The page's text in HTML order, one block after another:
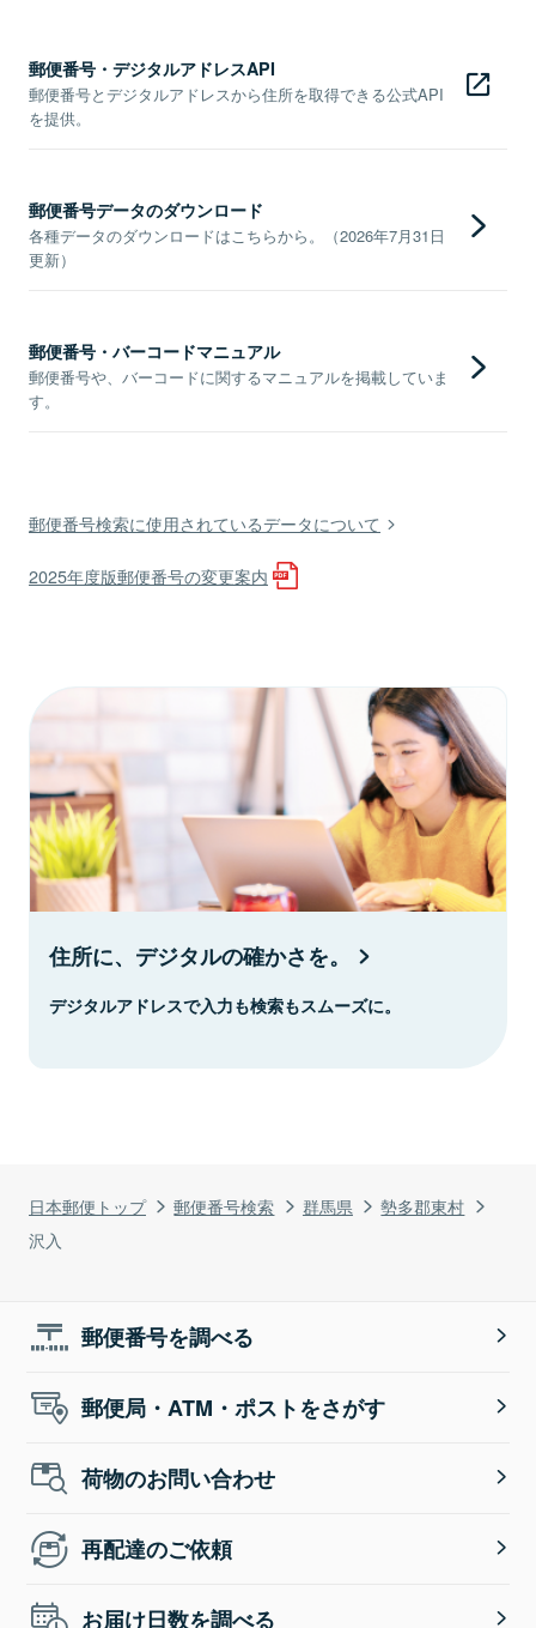
日本郵便トップ 郵便番号検索 群馬県
勢多郡東村
沢入
郵便番号・デジタルアドレスAPI
郵便番号とデジタルアドレスから住所を取得できる公式API
を提供。
郵便番号データのダウンロード
各種データのダウンロードはこちらから。（2026年7月31日
更新）
郵便番号・バーコードマニュアル
郵便番号や、バーコードに関するマニュアルを掲載していま
す。
郵便番号検索に使用されているデータについて
2025年度版郵便番号の変更案内
住所に、デジタルの確かさを。
デジタルアドレスで入力も検索もスムーズに。
郵便番号を調べる
郵便局・ATM・ポストをさがす
荷物のお問い合わせ
再配達のご依頼
お届け日数を調べる